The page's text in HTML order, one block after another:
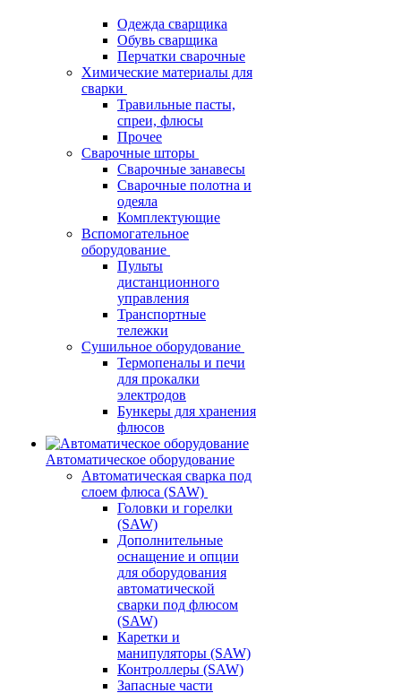
Одежда сварщика
Обувь сварщика
Перчатки сварочные
Химические материалы для
сварки
Травильные пасты,
спреи, флюсы
Прочее
Сварочные шторы
Сварочные занавесы
Сварочные полотна и
одеяла
Комплектующие
Вспомогательное
оборудование
Пульты
дистанционного
управления
Транспортные
тележки
Сушильное оборудование
Термопеналы и печи
для прокалки
электродов
Бункеры для хранения
флюсов
Автоматическое оборудование
Автоматическая сварка под
слоем флюса (SAW)
Головки и горелки
(SAW)
Дополнительные
оснащение и опции
для оборудования
автоматической
сварки под флюсом
(SAW)
Каретки и
манипуляторы (SAW)
Контроллеры (SAW)
Запасные части